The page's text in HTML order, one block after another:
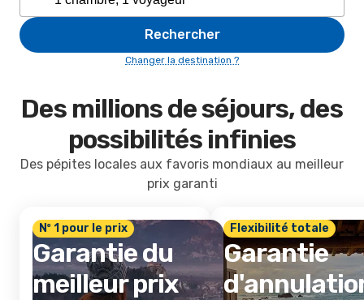
Rechercher
Changer la destination ?
Des millions de séjours, des
possibilités infinies
Des pépites locales aux favoris mondiaux au meilleur
prix garanti
Nº 1 pour le prix
Garantie du
meilleur prix
Flexibilité totale
Garantie